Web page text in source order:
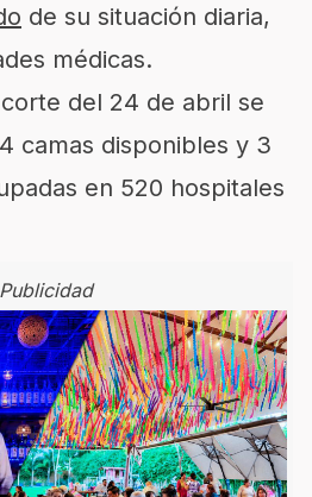
de su situación diaria,
médicas.
del 24 de abril se
camas disponibles y 3
en 520 hospitales
Publicidad